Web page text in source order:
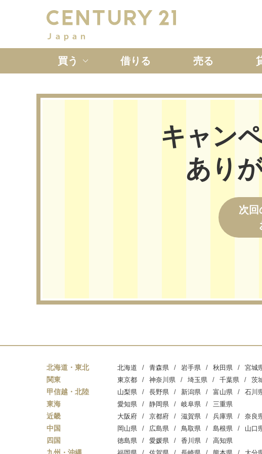
買う
新築一戸建て 中古一戸建て
借りる 売る
キャン
あり
次回
北海道・東北 北海道 青森県 岩手県 秋田県 宮城
関東 東京都 神奈川県 埼玉県 千葉県 茨
甲信越・北陸 山梨県 長野県 新潟県 富山県 石川
東海 愛知県 静岡県 岐阜県 三重県
近畿 大阪府 京都府 滋賀県 兵庫県 奈良
中国 岡山県 広島県 鳥取県 島根県 山口
四国 徳島県 愛媛県 香川県 高知県